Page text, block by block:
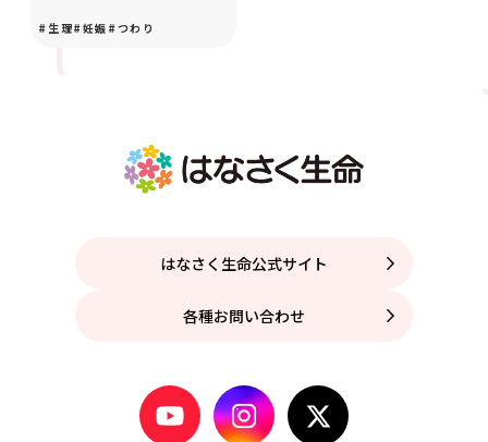
# 生理#妊娠 #つわり
はなさく生命公式サイト
各種お問い合わせ